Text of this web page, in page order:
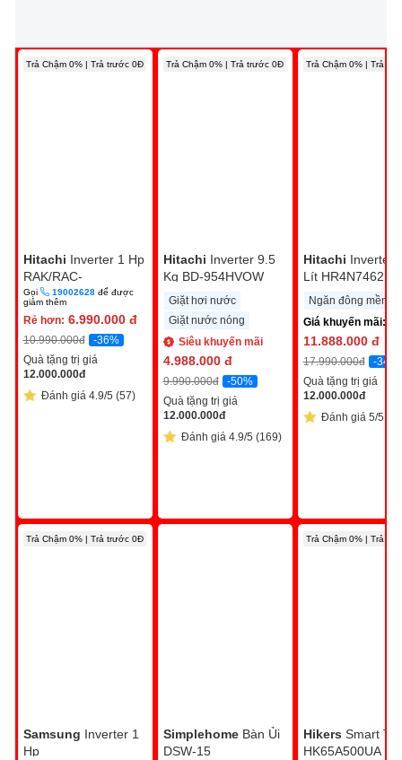
Trả Chậm 0% | Trả trước 0Đ
Hitachi Inverter 1 Hp
RAK/RAC-
CH10PCASV
Gọi 19002628để được
giảm thêm
Rẻ hơn: 6.990.000 đ
10.990.000đ
-36%
Quà tặng trị giá
12.000.000đ
Đánh giá 4.9/5 (57)
Trả Chậm 0% | Trả trước 0Đ
Samsung Inverter 1
Hp
Trả Chậm 0% | Trả trước 0Đ
Hitachi Inverter 9.5
Kg BD-954HVOW
Giặt hơi nước
Giặt nước nóng
Siêu khuyến mãi
4.988.000 đ
9.990.000đ
-50%
Quà tặng trị giá
12.000.000đ
Đánh giá 4.9/5 (169)
Simplehome Bàn Ủi
DSW-15
Trả Chậm 0% | Trả
Hitachi Inverter
Lít
Ngăn đông mềm
Giá khuyến mãi:
11.888.000 đ
17.990.000đ
-34%
Quà tặng trị giá
12.000.000đ
Đánh giá 5/5 (4)
Trả Chậm 0% | Trả
Hikers Smart Tivi
HK65A500UA